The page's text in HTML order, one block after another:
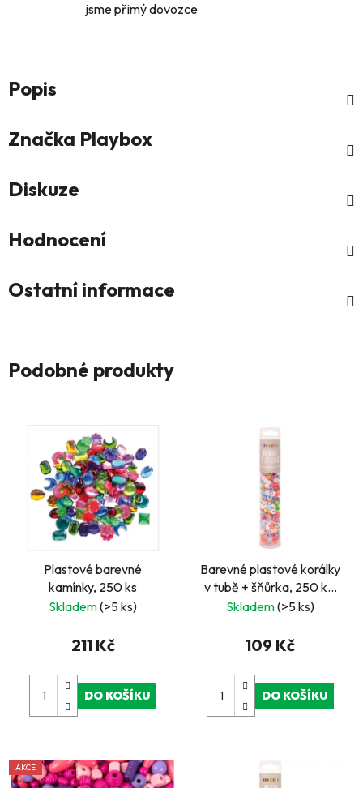
jsme přimý dovozce
Popis
Značka Playbox
Diskuze
Hodnocení
Ostatní informace
Podobné produkty
Plastové barevné
kamínky, 250 ks
Skladem(>5 ks)
211 Kč
DO KOŠÍKU
Barevné plastové korálky
v tubě + šňůrka, 250 ks,
perleťové Pony
Skladem(>5 ks)
109 Kč
DO KOŠÍKU
AKCE